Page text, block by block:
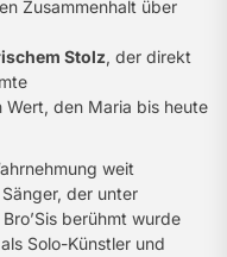
Zusammenhalt über
Stolz, der direkt
Wert, den Maria bis heute
weit
der unter
berühmt wurde
Solo-Künstler und